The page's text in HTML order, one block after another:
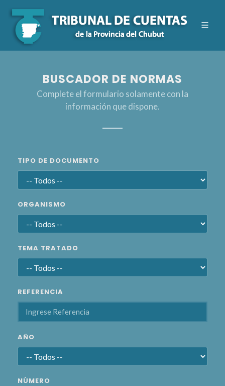
BUSCADOR DE NORMAS
Complete el formulario solamente con la
información que dispone.
TIPO DE DOCUMENTO
ORGANISMO
TEMA TRATADO
REFERENCIA
AÑO
NÚMERO